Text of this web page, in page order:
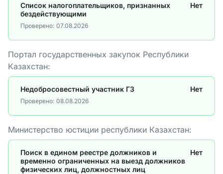
Список налогоплательщиков, признанных
бездействующими
Нет
Проверено: 07.08.2026
Портал государственных закупок Республики
Казахстан:
Недобросовестный участник ГЗ Нет
Проверено: 08.08.2026
Министерство юстиции республики Казахстан:
Поиск в едином реестре должников и
временно ограниченных на выезд должников
физических лиц, должностных лиц
Нет